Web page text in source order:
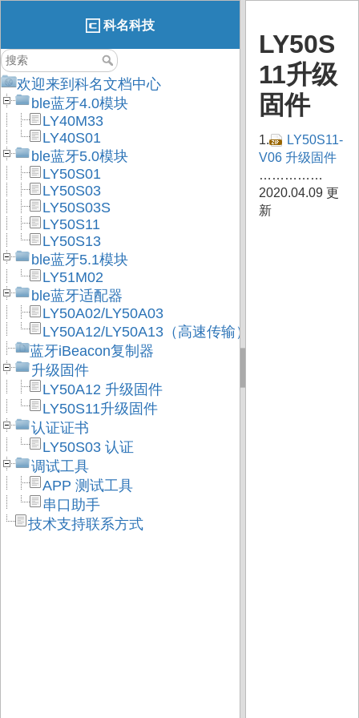
LY50S
11升级
固件
1.
LY50S11-
V06 升级固件
……………
2020.04.09 更
新
科名科技
欢迎来到科名文档中心
ble蓝牙4.0模块
LY40M33
LY40S01
ble蓝牙5.0模块
LY50S01
LY50S03
LY50S03S
LY50S11
LY50S13
ble蓝牙5.1模块
LY51M02
ble蓝牙适配器
LY50A02/LY50A03
LY50A12/LY50A13（高速传输）
蓝牙iBeacon复制器
升级固件
LY50A12 升级固件
LY50S11升级固件
认证证书
LY50S03 认证
调试工具
APP 测试工具
串口助手
技术支持联系方式